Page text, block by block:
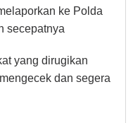
ke Polda
secepatnya
yang dirugikan
dan segera